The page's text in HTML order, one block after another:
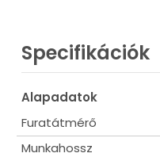
Specifikációk
Alapadatok
Furatátmérő
Munkahossz